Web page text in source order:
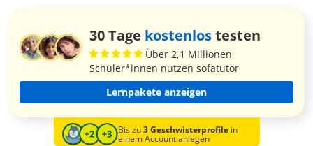
30 Tage kostenlostesten
Über 2,1 Millionen
Schüler*innen nutzen sofatutor
Lernpakete anzeigen
Bis zu3 Geschwisterprofilein
einem Account anlegen